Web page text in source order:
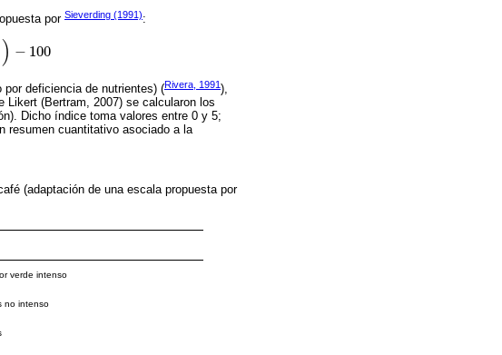
por Sieverding (1991):
) − 100
o ma sa d
deficiencia de nutrientes) (Rivera, 1991),
Likert (Bertram, 2007) se calcularon los
Dicho índice toma valores entre 0 y 5;
resumen cuantitativo asociado a la
(adaptación de una escala propuesta por
verde intenso
no intenso